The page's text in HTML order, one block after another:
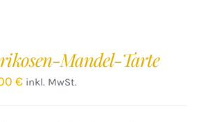
Mandel-Tarte
€ inkl. MwSt.